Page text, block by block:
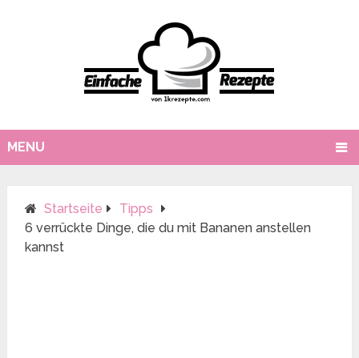
MENU
Startseite
Tipps
6 verrückte Dinge, die du mit Bananen anstellen
kannst